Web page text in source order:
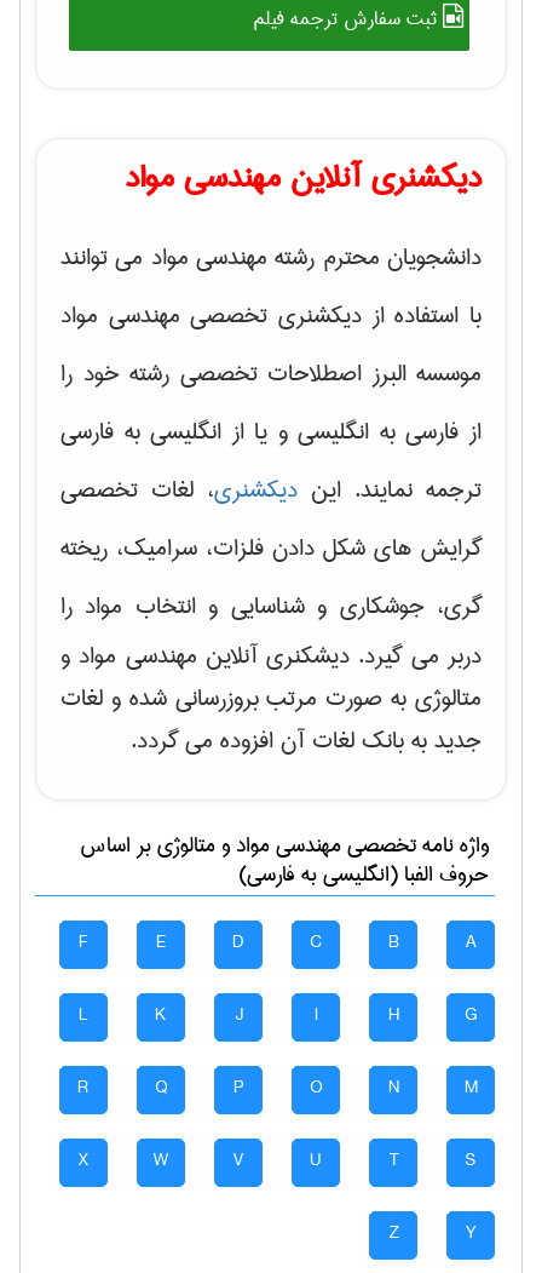
ثبت سفارش ترجمه فیلم
دیکشنری آنلاین مهندسی مواد
دانشجویان محترم رشته مهندسی مواد می توانند
با استفاده از دیکشنری تخصصی مهندسی مواد
موسسه البرز اصطلاحات تخصصی رشته خود را
از فارسی به انگلیسی و یا از انگلیسی به فارسی
ترجمه نمایند. این دیکشنری، لغات تخصصی
گرایش های شکل دادن فلزات، سرامیک، ریخته
گری، جوشکاری و شناسایی و انتخاب مواد را
دربر می گیرد. دیشکنری آنلاین مهندسی مواد و
متالوژی به صورت مرتب بروزرسانی شده و لغات
جدید به بانک لغات آن افزوده می گردد.
واژه نامه تخصصیمهندسی مواد و متالوژیبر اساس
حروف الفبا (انگلیسی به فارسی)
A
B
C
D
E
F
G
H
I
J
K
L
M
N
O
P
Q
R
S
T
U
V
W
X
Y
Z